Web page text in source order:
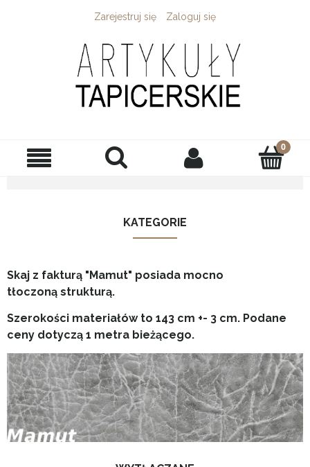
Zarejestruj się Zaloguj się
KATEGORIE
Skaj z fakturą "Mamut" posiada mocno
tłoczoną strukturą.
Szerokości materiałów to 143 cm +- 3 cm. Podane
ceny dotyczą 1 metra bieżącego.